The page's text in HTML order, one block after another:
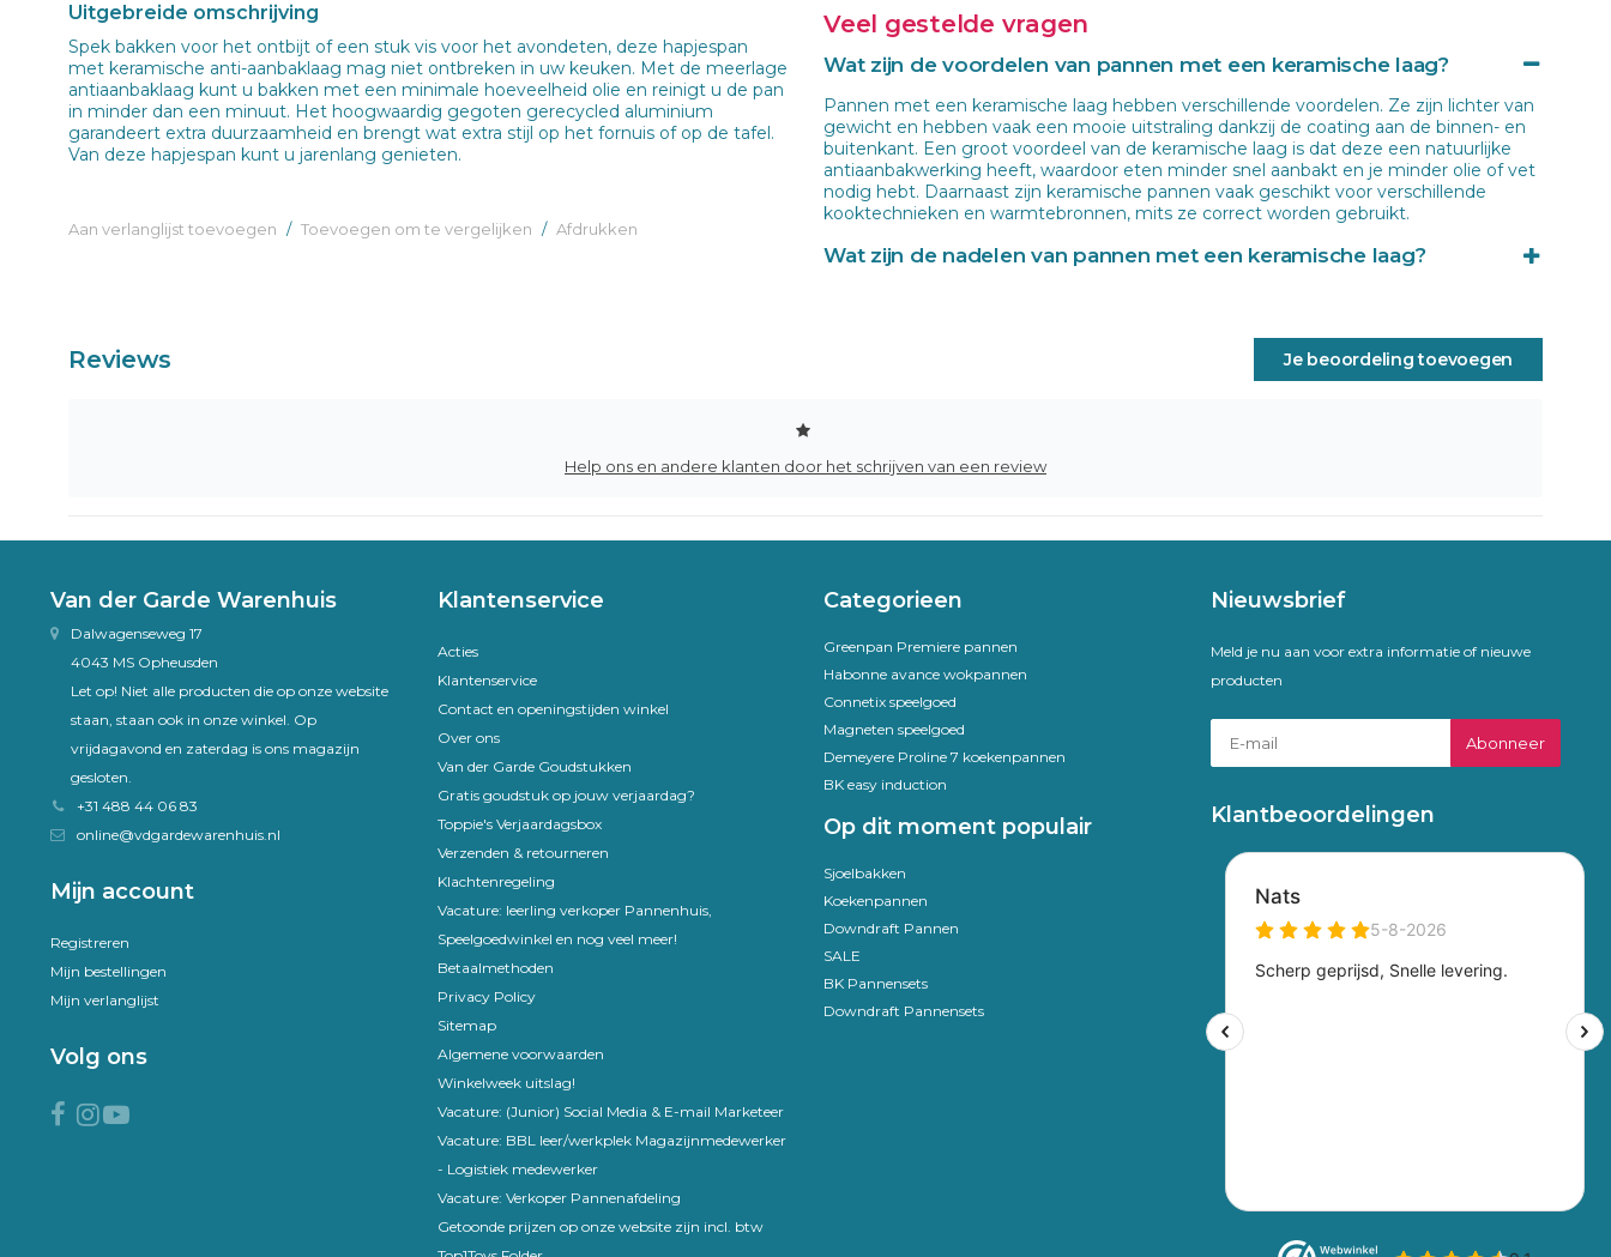
Uitgebreide omschrijving
Spek bakken voor het ontbijt of een stuk vis voor het avondeten, deze hapjespan
met keramische anti-aanbaklaag mag niet ontbreken in uw keuken. Met de meerlage
antiaanbaklaag kunt u bakken met een minimale hoeveelheid olie en reinigt u de pan
in minder dan een minuut. Het hoogwaardig gegoten gerecycled aluminium
garandeert extra duurzaamheid en brengt wat extra stijl op het fornuis of op de tafel.
Van deze hapjespan kunt u jarenlang genieten.
Aan verlanglijst toevoegen / Toevoegen om te vergelijken / Afdrukken
Veel gestelde vragen
Wat zijn de voordelen van pannen met een keramische laag?
Pannen met een keramische laag hebben verschillende voordelen. Ze zijn lichter van
gewicht en hebben vaak een mooie uitstraling dankzij de coating aan de binnen- en
buitenkant. Een groot voordeel van de keramische laag is dat deze een natuurlijke
antiaanbakwerking heeft, waardoor eten minder snel aanbakt en je minder olie of vet
nodig hebt. Daarnaast zijn keramische pannen vaak geschikt voor verschillende
kooktechnieken en warmtebronnen, mits ze correct worden gebruikt.
Wat zijn de nadelen van pannen met een keramische laag?
verloop van tijd beschadigen of slijten. Daarnaast zijn deze pannen niet geschikt voor
koken op hoog vermogen, omdat te hoge temperaturen de coating kunnen
aantasten. Het wordt aangeraden om maximaal 60% van het vermogen van de
Reviews Je beoordeling toevoegen
Help ons en andere klanten door het schrijven van een review
Van der Garde Warenhuis
Dalwagenseweg 17
4043 MS Opheusden
Let op! Niet alle producten die op onze website
staan, staan ook in onze winkel. Op
vrijdagavond en zaterdag is ons magazijn
gesloten.
+31 488 44 06 83
online@vdgardewarenhuis.nl
Mijn account
Registreren
Mijn bestellingen
Mijn verlanglijst
Volg ons
Klantenservice
Acties
Klantenservice
Contact en openingstijden winkel
Over ons
Van der Garde Goudstukken
Gratis goudstuk op jouw verjaardag?
Toppie's Verjaardagsbox
Verzenden & retourneren
Klachtenregeling
Vacature: leerling verkoper Pannenhuis,
Speelgoedwinkel en nog veel meer!
Betaalmethoden
Privacy Policy
Sitemap
Algemene voorwaarden
Winkelweek uitslag!
Vacature: (Junior) Social Media & E-mail Marketeer
Vacature: BBL leer/werkplek Magazijnmedewerker
- Logistiek medewerker
Vacature: Verkoper Pannenafdeling
Getoonde prijzen op onze website zijn incl. btw
Categorieen
Greenpan Premiere pannen
Habonne avance wokpannen
Connetix speelgoed
Magneten speelgoed
Demeyere Proline 7 koekenpannen
BK easy induction
Op dit moment populair
Sjoelbakken
Koekenpannen
Downdraft Pannen
SALE
BK Pannensets
Downdraft Pannensets
Nieuwsbrief
Meld je nu aan voor extra informatie of nieuwe
producten
Abonneer
Klantbeoordelingen